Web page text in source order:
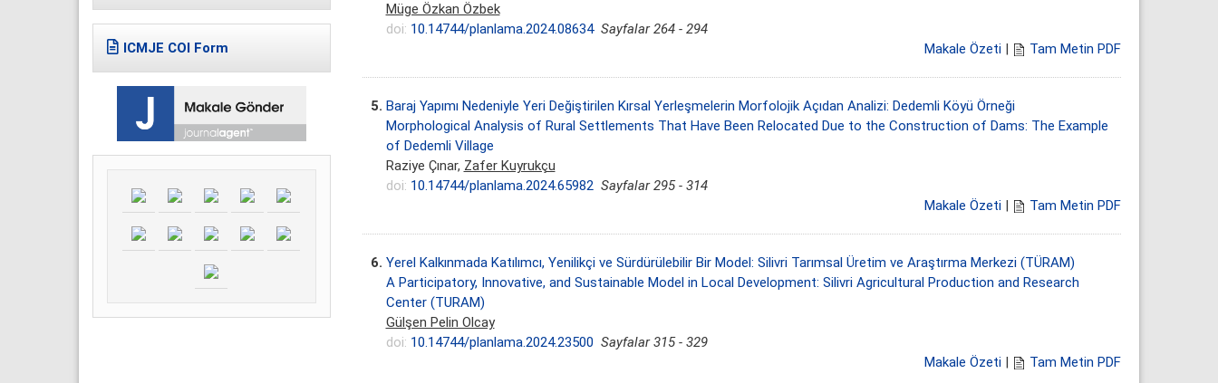
ICMJE COI Form
Müge Özkan Özbek
doi: 10.14744/planlama.2024.08634 Sayfalar 264 - 294
Makale Özeti| Tam Metin PDF
5. Baraj Yapımı Nedeniyle Yeri Değiştirilen Kırsal Yerleşmelerin Morfolojik Açıdan Analizi: Dedemli Köyü Örneği
Morphological Analysis of Rural Settlements That Have Been Relocated Due to the Construction of Dams: The Example
of Dedemli Village
Raziye Çınar, Zafer Kuyrukçu
doi: 10.14744/planlama.2024.65982 Sayfalar 295 - 314
Makale Özeti| Tam Metin PDF
6. Yerel Kalkınmada Katılımcı, Yenilikçi ve Sürdürülebilir Bir Model: Silivri Tarımsal Üretim ve Araştırma Merkezi (TÜRAM)
A Participatory, Innovative, and Sustainable Model in Local Development: Silivri Agricultural Production and Research
Center (TURAM)
Gülşen Pelin Olcay
doi: 10.14744/planlama.2024.23500 Sayfalar 315 - 329
Makale Özeti| Tam Metin PDF